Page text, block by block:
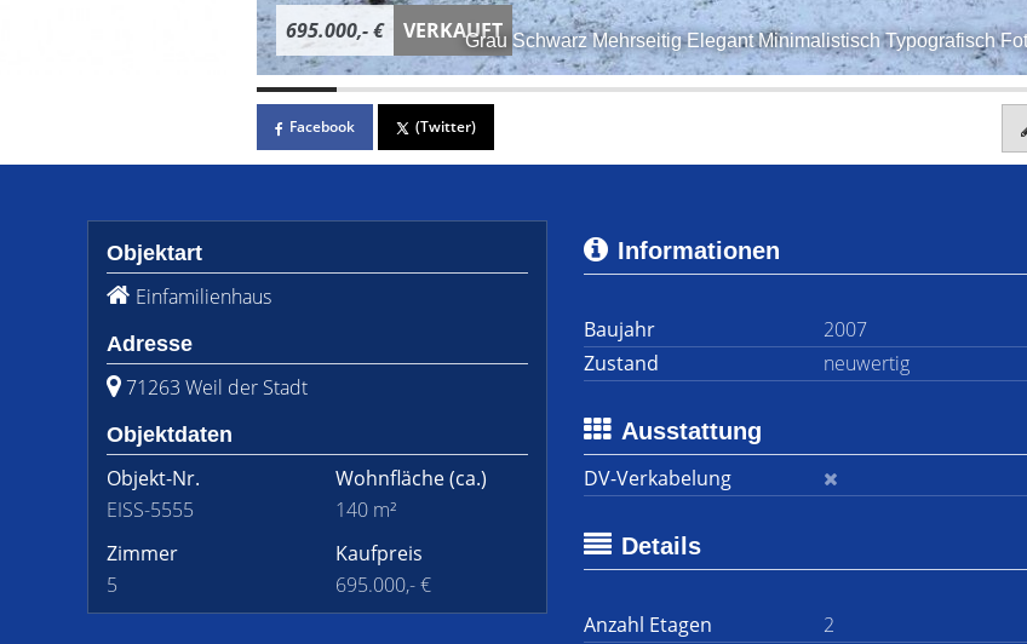
Grau Schwarz Mehrseitig Elegant Minimalistisch Typografisch
695.000,- € VERKAUFT
Facebook (Twitter)
Objektart
Einfamilienhaus
Adresse
71263 Weil der Stadt
Objektdaten
Objekt-Nr.
EISS-5555
Wohnfläche(ca.)
140 m²
Zimmer
5
Kaufpreis
695.000,- €
Informationen
Baujahr 2007
Zustand
neuwertig
Ausstattung
DV-Verkabelung
Details
Anzahl Etagen 2